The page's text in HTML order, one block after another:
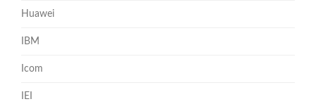
Huawei
IBM
Icom
IEI